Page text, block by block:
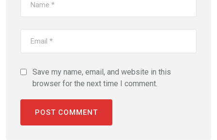
Save my name, email, and website in this
browser for the next time I comment.